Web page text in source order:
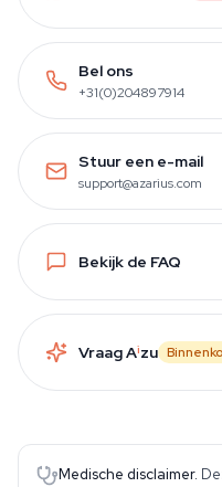
Bel ons
+31(0)204897914
Stuur een e-mail
support@azarius.com
Bekijk de FAQ
Vraag Aizu
Medische disclaimer.